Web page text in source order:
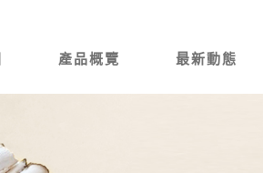
產品概覽 最新動態